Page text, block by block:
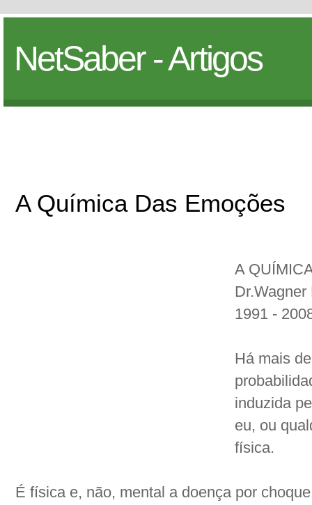
NetSaber - Artigos
A Química Das Emoções
A
Dr.Wagner
1991 -
Há mais
induzida
eu, ou
física.
É física e, não, mental a doença por